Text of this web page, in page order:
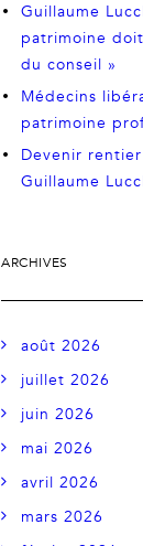
Guillaume
patrimoine
du conseil »
Médecins
patrimoine
Devenir
Guillaume
ARCHIVES
août 2026
juillet 2026
juin 2026
mai 2026
avril 2026
mars 2026